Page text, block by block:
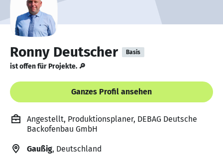
Ronny Deutscher Basis
ist offen für Projekte. 🔎
Ganzes Profil ansehen
Angestellt, Produktionsplaner, DEBAG Deutsche
Backofenbau GmbH
Gaußig, Deutschland